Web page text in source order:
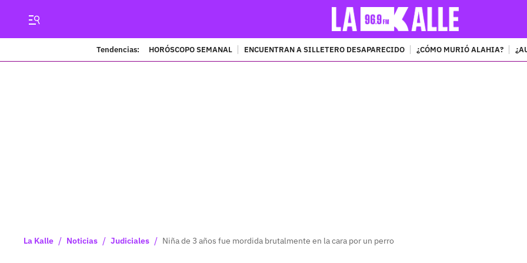
Tendencias: HORÓSCOPO SEMANAL ENCUENTRAN A SILLETERO DESAPARECIDO ¿CÓMO MURIÓ ALAHIA?
La Kalle / Noticias / Judiciales / Niña de 3 años fue mordida brutalmente en la cara por un perro